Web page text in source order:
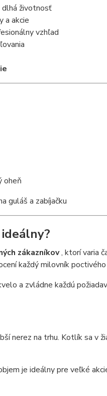
dlhá životnosť
a akcie
vzhľad
oheň
zákazníkov, ktorí varia
každý milovník
a zvládne každú
nerez na trhu. Kotlík sa v
je ideálny pre veľké